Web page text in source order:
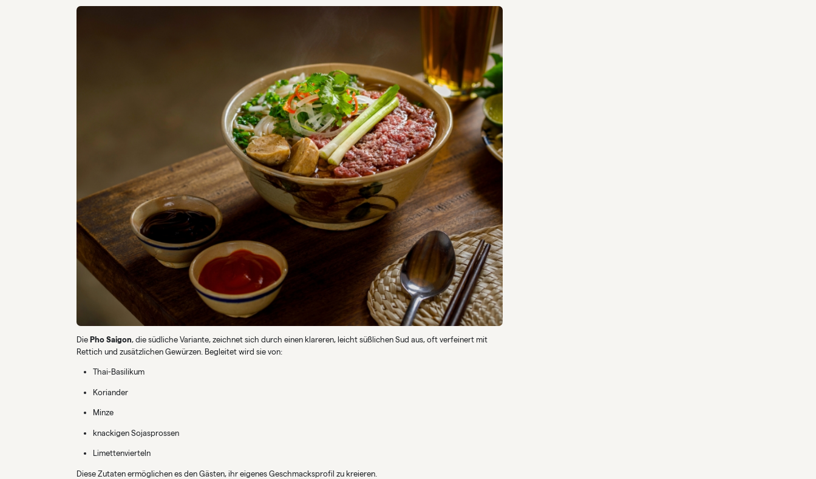
Die Pho Saigon, die südliche Variante, zeichnet sich durch einen klareren, leicht süßlichen Sud aus, oft verfeinert mit
Rettich und zusätzlichen Gewürzen. Begleitet wird sie von:
Thai-Basilikum
Koriander
Minze
knackigen Sojasprossen
Limettenvierteln
Diese Zutaten ermöglichen es den Gästen, ihr eigenes Geschmacksprofil zu kreieren.